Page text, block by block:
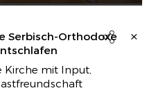
Serbisch-Orthodoxe

Kirche mit Input,